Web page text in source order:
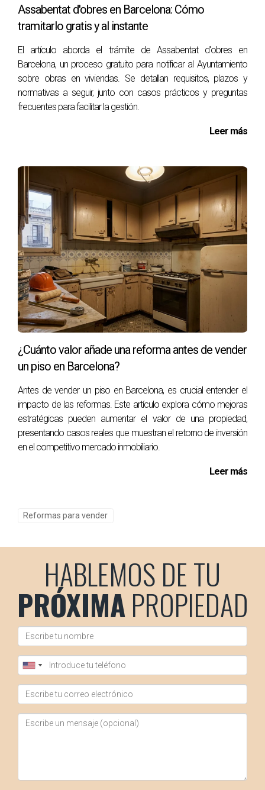
Estoy aquí para ayudarte a entender todos los
beneficios disponibles para ti.
PREGUNTAS FRECUENTES
¿Cuáles son los requisitos para obtener el
Assabentat?
¿Qué tipo de ventanas son recomendadas?
Las mejores opciones incluyen ventanas con vidrios dobles
o triples, gas argón y rotura de puente térmico para
mejorar el aislamiento.
¿Cuánto tiempo toma todo el proceso?
Desde la presentación del Assabentat hasta la instalación
final puede tomar entre dos a cuatro meses, dependiendo
del proveedor y la carga administrativa.
¿Es posible cambiar ventanas en edificios
Sí, pero deberás cumplir con regulaciones específicas que
protegen la estética e integridad del edificio histórico.
¿Dónde puedo obtener más información sobre
subvenciones?
Puedes visitar la página oficial del Consorci de l'Habitatge o
consultar directamente con un profesional en rehabilitación
estás considerando cambiar tus ventanas o necesitas más
subvenciones, no dudes en ponerte en contacto conmigo
al 34690627102.
LLÁMAME AHORA
Assabentat d'obres en Barcelona: Cómo
tramitarlo gratis y al instante
El artículo aborda el trámite de Assabentat d'obres en
Barcelona, un proceso gratuito para notificar al Ayuntamiento
sobre obras en viviendas. Se detallan requisitos, plazos y
normativas a seguir, junto con casos prácticos y preguntas
frecuentes para facilitar la gestión.
Leer más
¿Cuánto valor añade una reforma antes de vender
un piso en Barcelona?
Antes de vender un piso en Barcelona, es crucial entender el
impacto de las reformas. Este artículo explora cómo mejoras
estratégicas pueden aumentar el valor de una propiedad,
presentando casos reales que muestran el retorno de inversión
en el competitivo mercado inmobiliario.
Leer más
Reformas para vender
HABLEMOS DE TU
PRÓXIMAPROPIEDAD